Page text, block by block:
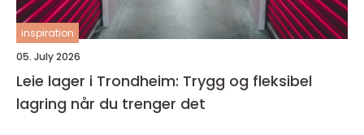
inspiration
05. July 2026
Leie lager i Trondheim: Trygg og fleksibel
lagring når du trenger det